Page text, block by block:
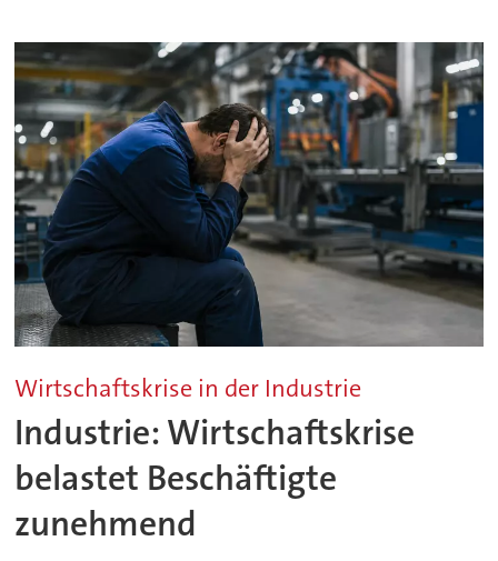
Wirtschaftskrise in der Industrie
Industrie: Wirtschaftskrise
belastet Beschäftigte
zunehmend